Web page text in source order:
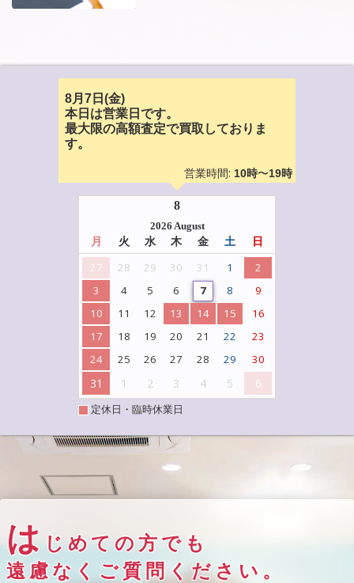
8月7日(金)
本日は営業日です。
最大限の高額査定で買取しておりま
す。
営業時間: 10時〜19時
8
2026 August
月
火 水 木 金 土 日
27 28 29 30 31 1
2
3
4 5 6 7 8
9
10
11 12 13 14 15
16
17
18 19 20 21 22
23
24
25 26 27 28 29 30
31 1 2 3 4 5 6
定休日・臨時休業日
はじめての方でも
遠慮なくご質問ください。